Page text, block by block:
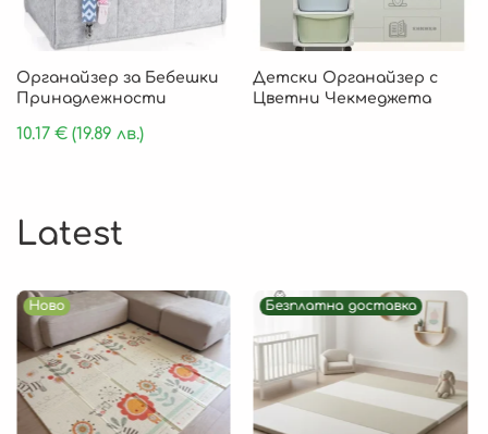
Органайзер за Бебешки
Принадлежности
10.17 € (19.89 лв.)
Детски Органайзер с
Цветни Чекмеджета
Latest
Ново Безплатна доставка